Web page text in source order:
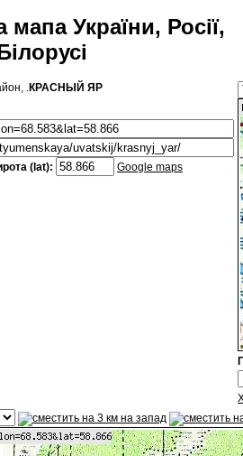
України, Росії,
.КРАСНЫЙ ЯР
(lat): Google maps